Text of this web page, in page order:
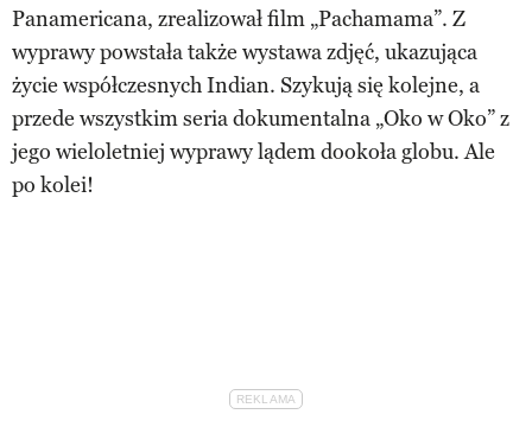
Panamericana, zrealizował film „Pachamama”. Z
wyprawy powstała także wystawa zdjęć, ukazująca
życie współczesnych Indian. Szykują się kolejne, a
przede wszystkim seria dokumentalna „Oko w Oko” z
jego wieloletniej wyprawy lądem dookoła globu. Ale
po kolei!